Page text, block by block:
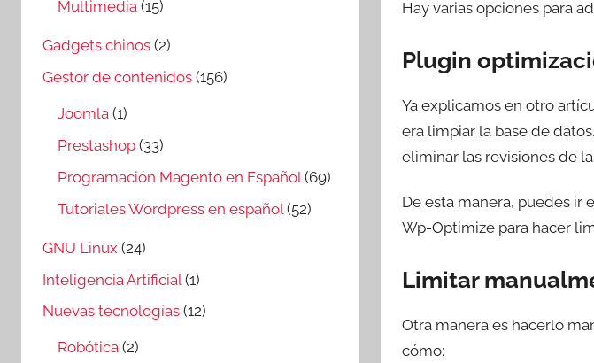
Hay varias opciones para
Plugin
Ya explicamos en otro
era limpiar la base de
eliminar las revisiones de
De esta manera, puedes ir
Wp-Optimize para hacer
Limitar
Otra manera es hacerlo
cómo:
Multimedia (15)
Gadgets chinos (2)
Gestor de contenidos (156)
Joomla (1)
Prestashop (33)
Programación Magento en Español (69)
Tutoriales Wordpress en español (52)
GNU Linux (24)
Inteligencia Artificial (1)
Nuevas tecnologías (12)
Robótica (2)